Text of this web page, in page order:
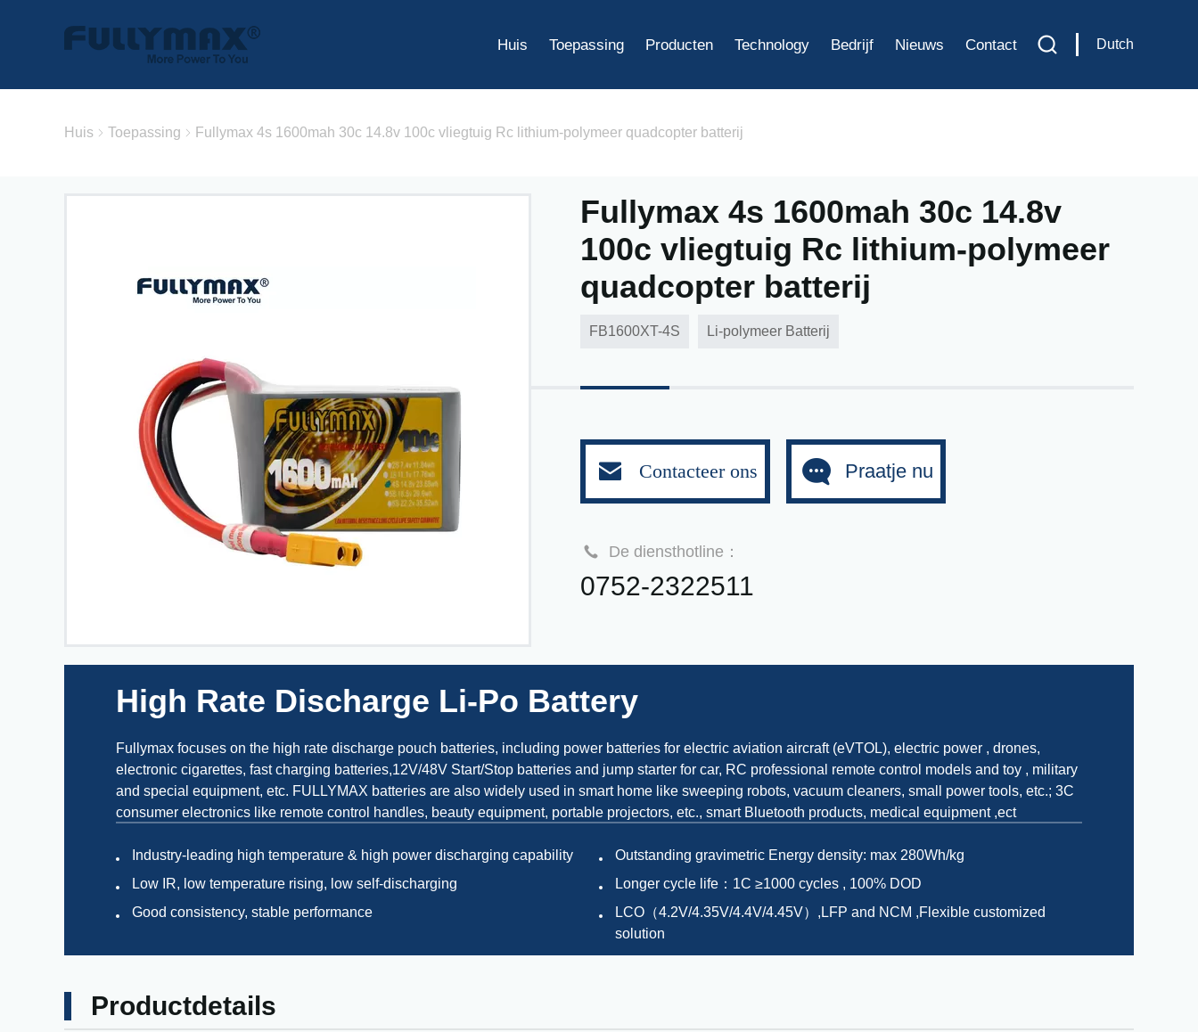
Huis Toepassing Producten Technology Bedrijf Nieuws Contact Dutch
Huis Toepassing Fullymax 4s 1600mah 30c 14.8v 100c vliegtuig Rc lithium-polymeer quadcopter batterij
Fullymax 4s 1600mah 30c 14.8v
100c vliegtuig Rc lithium-polymeer
quadcopter batterij
FB1600XT-4S Li-polymeer Batterij
Contacteer ons Praatje nu
De diensthotline：
0752-2322511
High Rate Discharge Li-Po Battery
Fullymax focuses on the high rate discharge pouch batteries, including power batteries for electric aviation aircraft (eVTOL), electric power , drones,
electronic cigarettes, fast charging batteries,12V/48V Start/Stop batteries and jump starter for car, RC professional remote control models and toy , military
and special equipment, etc. FULLYMAX batteries are also widely used in smart home like sweeping robots, vacuum cleaners, small power tools, etc.; 3C
consumer electronics like remote control handles, beauty equipment, portable projectors, etc., smart Bluetooth products, medical equipment ,ect
Industry-leading high temperature & high power discharging capability
Outstanding gravimetric Energy density: max 280Wh/kg
Low IR, low temperature rising, low self-discharging
Longer cycle life：1C ≥1000 cycles , 100% DOD
Good consistency, stable performance
LCO（4.2V/4.35V/4.4V/4.45V）,LFP and NCM ,Flexible customized
solution
Productdetails